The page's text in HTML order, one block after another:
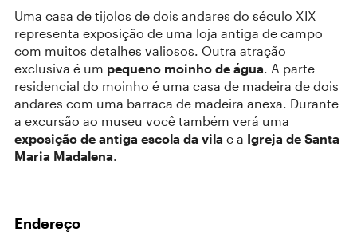
Uma casa de tijolos de dois andares do século XIX
representa exposição de uma loja antiga de campo
com muitos detalhes valiosos. Outra atração
exclusiva é um pequeno moinho de água. A parte
residencial do moinho é uma casa de madeira de dois
andares com uma barraca de madeira anexa. Durante
a excursão ao museu você também verá uma
exposição de antiga escola da vila e a Igreja de Santa
Maria Madalena.
Endereço